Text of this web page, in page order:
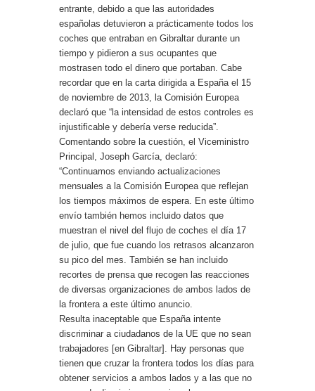
entrante, debido a que las autoridades
españolas detuvieron a prácticamente todos los
coches que entraban en Gibraltar durante un
tiempo y pidieron a sus ocupantes que
mostrasen todo el dinero que portaban. Cabe
recordar que en la carta dirigida a España el 15
de noviembre de 2013, la Comisión Europea
declaró que “la intensidad de estos controles es
injustificable y debería verse reducida”.
Comentando sobre la cuestión, el Viceministro
Principal, Joseph García, declaró:
“Continuamos enviando actualizaciones
mensuales a la Comisión Europea que reflejan
los tiempos máximos de espera. En este último
envío también hemos incluido datos que
muestran el nivel del flujo de coches el día 17
de julio, que fue cuando los retrasos alcanzaron
su pico del mes. También se han incluido
recortes de prensa que recogen las reacciones
de diversas organizaciones de ambos lados de
la frontera a este último anuncio.
Resulta inaceptable que España intente
discriminar a ciudadanos de la UE que no sean
trabajadores [en Gibraltar]. Hay personas que
tienen que cruzar la frontera todos los días para
obtener servicios a ambos lados y a las que no